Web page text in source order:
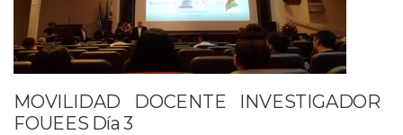
MOVILIDAD DOCENTE INVESTIGADOR
FOUEES Día 3